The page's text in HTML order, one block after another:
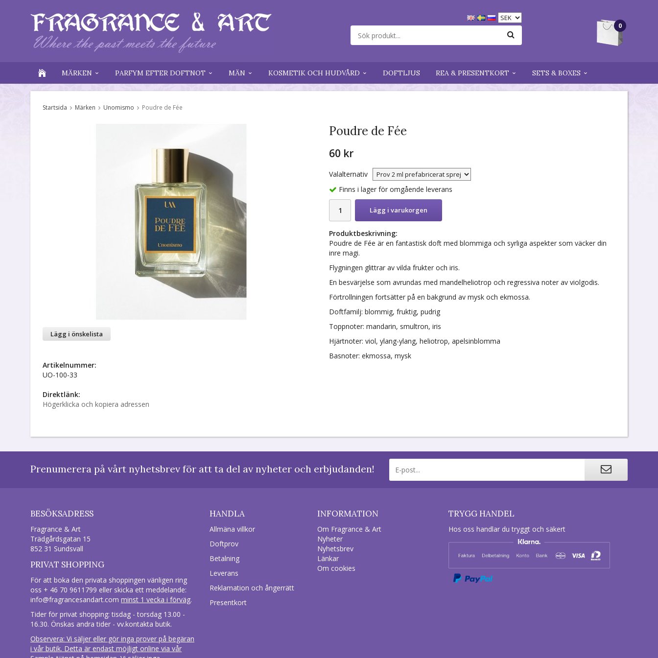
0
MÄRKEN PARFYM EFTER DOFTNOT MÄN KOSMETIK OCH HUDVÅRD DOFTLJUS REA & PRESENTKORT SETS & BOXES
Startsida Märken Unomismo Poudre de Fée
Poudre de Fée
60 kr
Valalternativ
Finns i lager för omgående leverans
Lägg i varukorgen
Produktbeskrivning:
Poudre de Fée är en fantastisk doft med blommiga och syrliga aspekter som väcker din
inre magi.
Flygningen glittrar av vilda frukter och iris.
En besvärjelse som avrundas med mandelheliotrop och regressiva noter av violgodis.
Förtrollningen fortsätter på en bakgrund av mysk och ekmossa.
Doftfamilj: blommig, fruktig, pudrig
Toppnoter: mandarin, smultron, iris
Hjärtnoter: viol, ylang-ylang, heliotrop, apelsinblomma
Basnoter: ekmossa, mysk
Lägg i önskelista
Artikelnummer:
UO-100-33
Direktlänk:
Högerklicka och kopiera adressen
Prenumerera på vårt nyhetsbrev för att ta del av nyheter och erbjudanden!
BESÖKSADRESS
Fragrance & Art
Trädgårdsgatan 15
852 31 Sundsvall
PRIVAT SHOPPING
För att boka den privata shoppingen vänligen ring
oss + 46 70 9611799 eller skicka ett meddelande:
info@fragrancesandart.com minst 1 vecka i förväg.
Tider för privat shopping: tisdag - torsdag 13.00 -
16.30. Önskas andra tider - vv.kontakta butik.
Observera: Vi säljer eller gör inga prover på begäran
i vår butik. Detta är endast möjligt online via vår
HANDLA
Allmäna villkor
Doftprov
Betalning
Leverans
Reklamation och ångerrätt
Presentkort
INFORMATION
Om Fragrance & Art
Nyheter
Nyhetsbrev
Länkar
Om cookies
TRYGG HANDEL
Hos oss handlar du tryggt och säkert